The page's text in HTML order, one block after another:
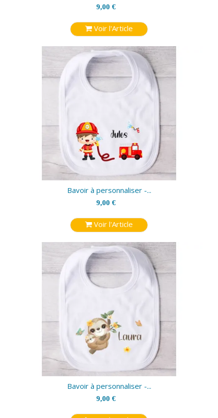
9,00 €
Voir l'Article
Bavoir à personnaliser -...
9,00 €
Voir l'Article
Bavoir à personnaliser -...
9,00 €